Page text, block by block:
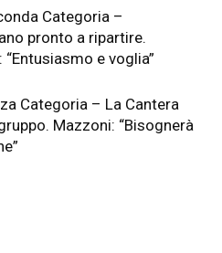
Categoria –
pronto a ripartire.
“Entusiasmo e voglia”
Categoria – La Cantera
Mazzoni: “Bisognerà